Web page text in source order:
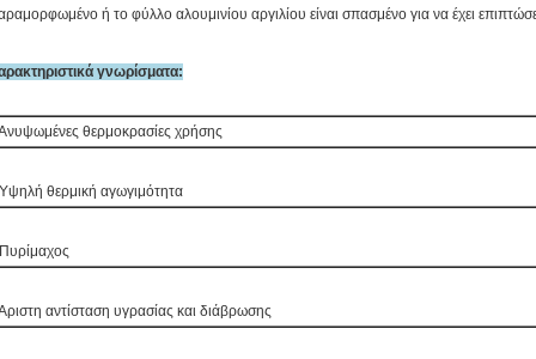
ή το φύλλο αλουμινίου αργιλίου είναι σπασμένο για να έχει
γνωρίσματα:
θερμοκρασίες χρήσης
θερμική αγωγιμότητα
αντίσταση υγρασίας και διάβρωσης